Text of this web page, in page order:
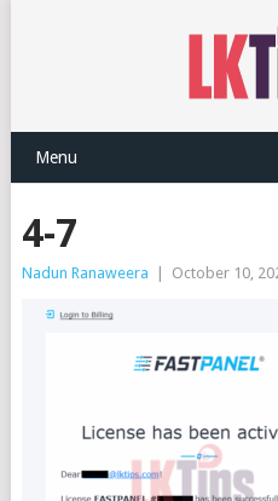
Menu
4-7
Nadun Ranaweera October 10,